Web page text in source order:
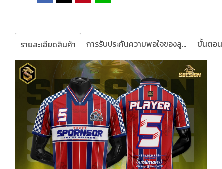
รายละเอียดสินค้า การรับประกันความพอใจของลูกค้า